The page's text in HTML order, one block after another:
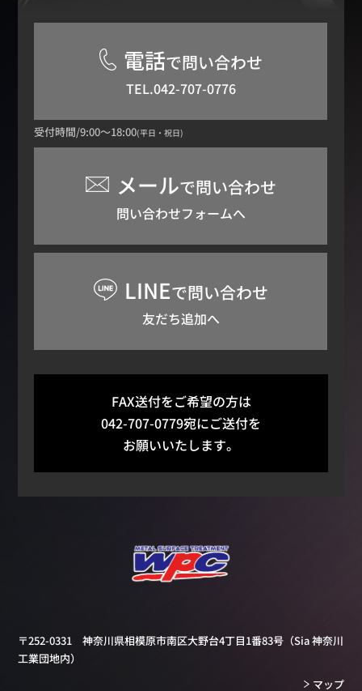
電話で問い合わせ
TEL.042-707-0776
受付時間/9:00～18:00(平日・祝日)
メールで問い合わせ
問い合わせフォームへ
LINEで問い合わせ
友だち追加へ
FAX送付をご希望の方は
042-707-0779宛にご送付を
お願いいたします。
〒252-0331 神奈川県相模原市南区大野台4丁目1番83号 （Sia 神奈川
工業団地内）
マップ